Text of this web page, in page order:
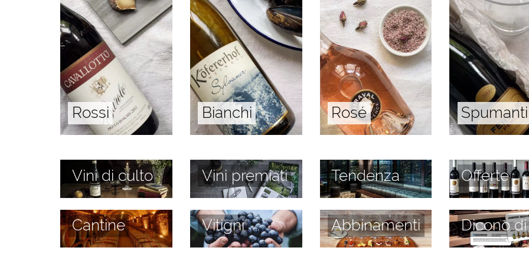
Rossi Bianchi Rosé Spumanti
Vini di culto Vini premiati Tendenza Offerte
Cantine Vitigni Abbinamenti Dicono